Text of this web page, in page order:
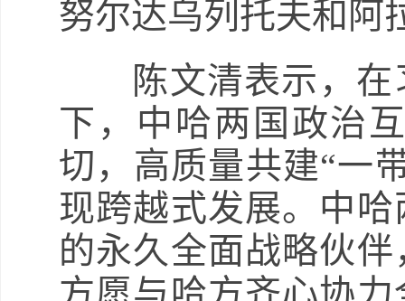
努尔达乌列托夫和阿
陈文清表示，在
下，中哈两国政治
切，高质量共建“一
现跨越式发展。中
的永久全面战略伙